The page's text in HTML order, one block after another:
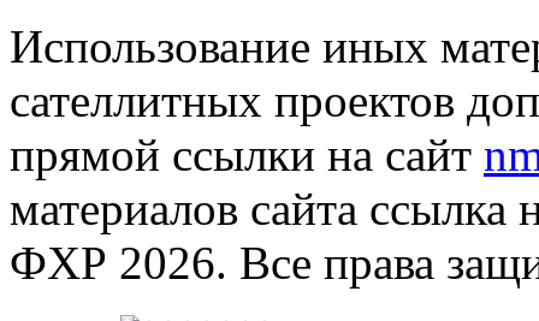
Использование иных
сателлитных проектов
прямой ссылки на сайт
материалов сайта ссылка
ФХР 2026. Все права